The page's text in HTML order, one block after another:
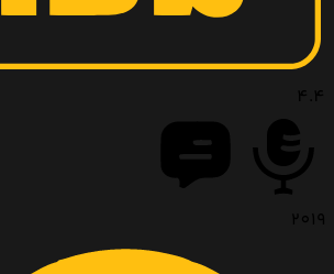
4.4
2019